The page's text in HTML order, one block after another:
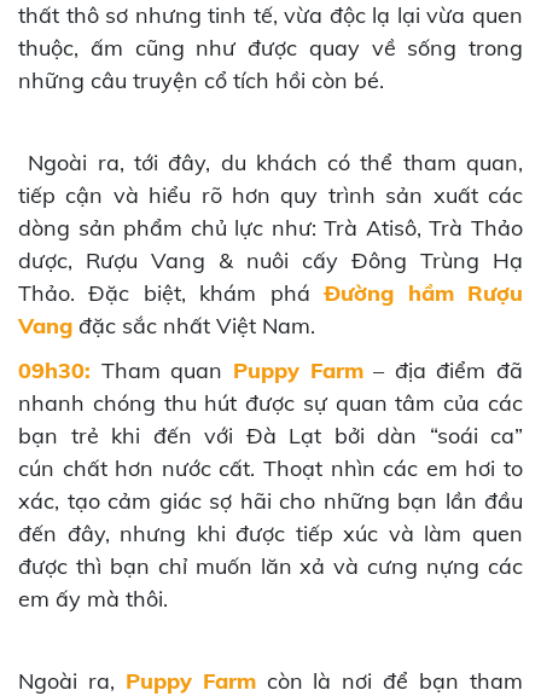
thất thô sơ nhưng tinh tế, vừa độc lạ lại vừa quen
thuộc, ấm cũng như được quay về sống trong
những câu truyện cổ tích hồi còn bé.
Ngoài ra, tới đây, du khách có thể tham quan,
tiếp cận và hiểu rõ hơn quy trình sản xuất các
dòng sản phẩm chủ lực như: Trà Atisô, Trà Thảo
dược, Rượu Vang & nuôi cấy Đông Trùng Hạ
Thảo. Đặc biệt, khám pháĐường hầm Rượu
Vang đặc sắc nhất Việt Nam.
09h30: Tham quan Puppy Farm– địa điểm đã
nhanh chóng thu hút được sự quan tâm của các
bạn trẻ khi đến với Đà Lạt bởi dàn “soái ca”
cún chất hơn nước cất. Thoạt nhìn các em hơi to
xác, tạo cảm giác sợ hãi cho những bạn lần đầu
đến đây, nhưng khi được tiếp xúc và làm quen
được thì bạn chỉ muốn lăn xả và cưng nựng các
em ấy mà thôi.
Ngoài ra, Puppy Farm còn là nơi để bạn tham